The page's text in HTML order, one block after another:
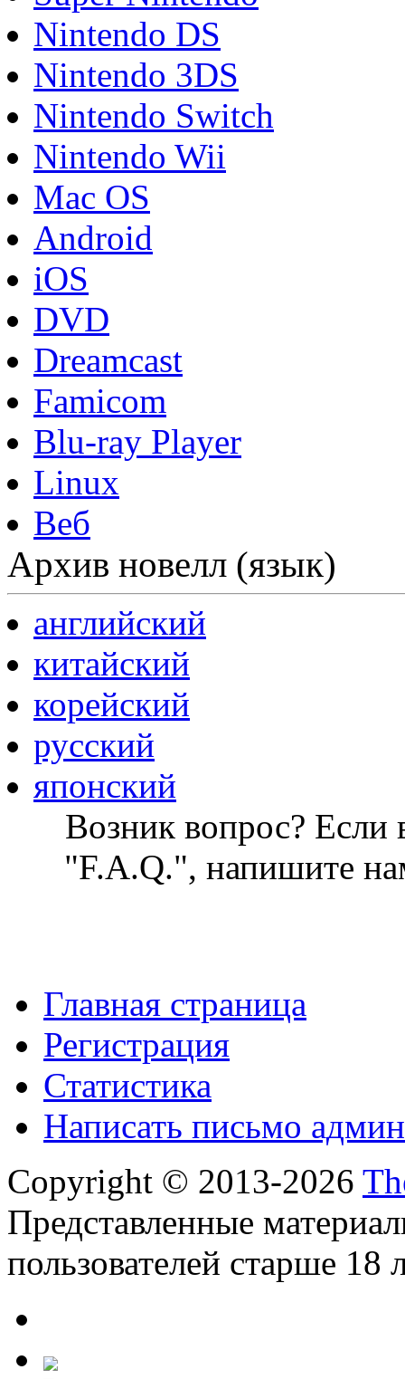
Nintendo DS
Nintendo 3DS
Nintendo Switch
Nintendo Wii
Mac OS
Android
iOS
DVD
Dreamcast
Famicom
Blu-ray Player
Linux
Веб
Архив новелл (язык)
английский
китайский
корейский
русский
японский
Возник вопрос? Если
"F.A.Q.", напишите
Главная страница
Регистрация
Статистика
Написать письмо
Copyright © 2013-2026
Представленные
пользователей старше 18